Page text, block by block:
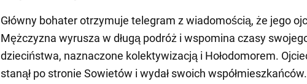
Główny bohater otrzymuje telegram z wiadomością, że jego
Mężczyzna wyrusza w długą podróż i wspomina czasy
dzieciństwa, naznaczone kolektywizacją i Hołodomorem.
stanął po stronie Sowietów i wydał swoich